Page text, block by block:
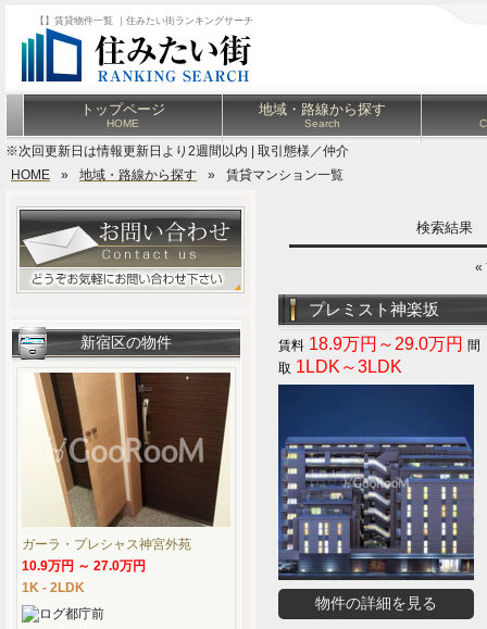
【】賃貸物件一覧 ｜住みたい街ランキングサーチ
トップページ
HOME
地域・路線から探す
Search
※次回更新日は情報更新日より2週間以内 | 取引態様／仲介
HOME
» 地域・路線から探す » 賃貸マンション一覧
検索結
«
プレミスト神楽坂
18.9万円～29.0万円
1LDK～3LDK
物件の詳細を見る
新宿区の物件
ガーラ・プレシャス神宮外苑
10.9万円 ～ 27.0万円
1K - 2LDK